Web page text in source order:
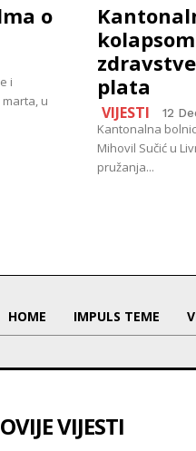
o
i
u
plata
VIJESTI 12
Kantonalna
Mihovil Sučić u
pružanja...
HOME IMPULS TEME
VIJESTI